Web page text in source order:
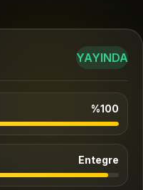
YAYINDA
%100
Entegre